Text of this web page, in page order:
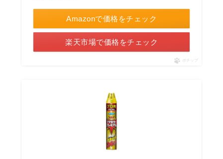
Amazonで価格をチェック
楽天市場で価格をチェック
ポチップ